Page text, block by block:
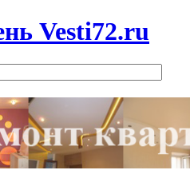
Vesti72.ru